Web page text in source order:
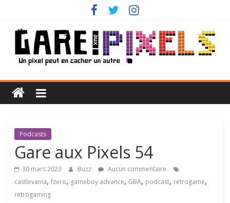
contenu
Gare
aux
Pixels
Un
pixel
peut
en
Podcasts
Gare aux Pixels 54
30 mars 2023 Buzz
Aucun commentaire
castlevania,fzero, gameboy advance, GBA, podcast, retrogame,
retrogaming